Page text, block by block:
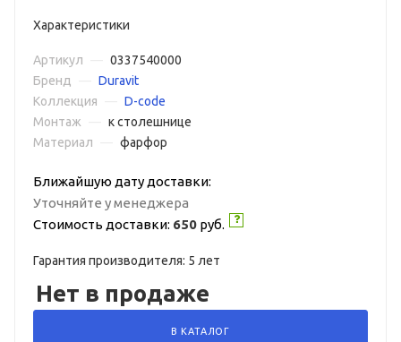
Характеристики
Артикул
0337540000
Бренд
Duravit
Коллекция
D-code
Монтаж
к столешнице
Материал
фарфор
Ближайшую дату доставки:
Уточняйте у менеджера
Стоимость доставки: 650 руб.
Гарантия производителя: 5 лет
Нет в продаже
В КАТАЛОГ